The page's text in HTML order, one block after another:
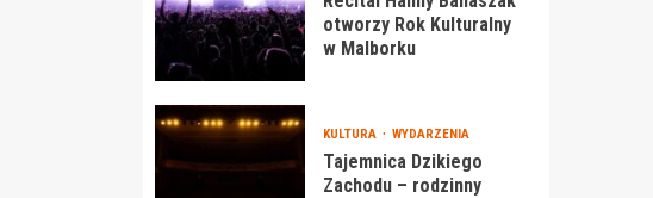
otworzy Rok Kulturalny
w Malborku
KULTURA WYDARZENIA
Tajemnica Dzikiego
Zachodu – rodzinny